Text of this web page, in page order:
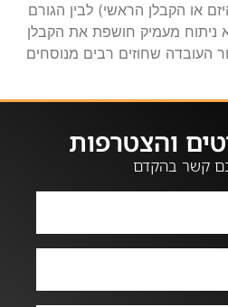
או הקבלן הראשי) לבין הגורם
ניתוח מעמיק חושפת את הקבלן
העובדה שחוזים רבים מנוסחים
והצטרפות
קשר בהקדם